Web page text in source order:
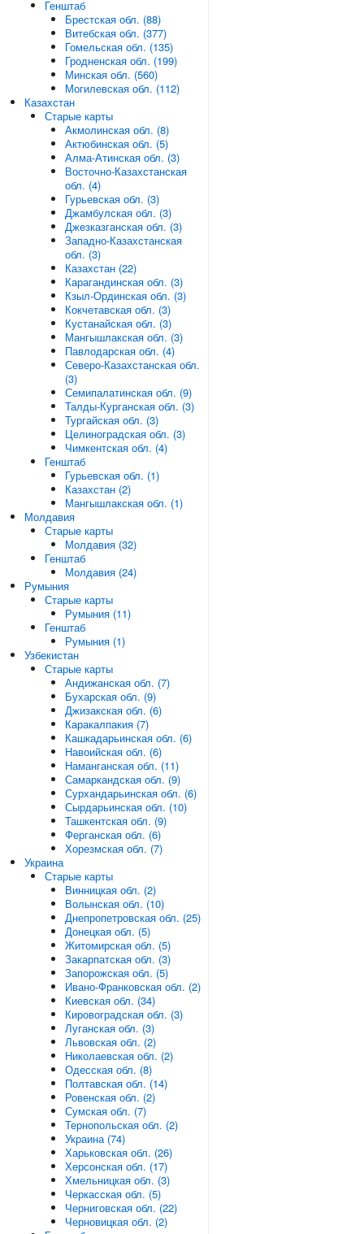
Генштаб
Брестская обл. (88)
Витебская обл. (377)
Гомельская обл. (135)
Гродненская обл. (199)
Минская обл. (560)
Могилевская обл. (112)
Казахстан
Старые карты
Акмолинская обл. (8)
Актюбинская обл. (5)
Алма-Атинская обл. (3)
Восточно-Казахстанская
обл. (4)
Гурьевская обл. (3)
Джамбулская обл. (3)
Джезказганская обл. (3)
Западно-Казахстанская
обл. (3)
Казахстан (22)
Карагандинская обл. (3)
Кзыл-Ординская обл. (3)
Кокчетавская обл. (3)
Кустанайская обл. (3)
Мангышлакская обл. (3)
Павлодарская обл. (4)
Северо-Казахстанская обл.
(3)
Семипалатинская обл. (9)
Талды-Курганская обл. (3)
Тургайская обл. (3)
Целиноградская обл. (3)
Чимкентская обл. (4)
Генштаб
Гурьевская обл. (1)
Казахстан (2)
Мангышлакская обл. (1)
Молдавия
Старые карты
Молдавия (32)
Генштаб
Молдавия (24)
Румыния
Старые карты
Румыния (11)
Генштаб
Румыния (1)
Узбекистан
Старые карты
Андижанская обл. (7)
Бухарская обл. (9)
Джизакская обл. (6)
Каракалпакия (7)
Кашкадарьинская обл. (6)
Навоийская обл. (6)
Наманганская обл. (11)
Самаркандская обл. (9)
Сурхандарьинская обл. (6)
Сырдарьинская обл. (10)
Ташкентская обл. (9)
Ферганская обл. (6)
Хорезмская обл. (7)
Украина
Старые карты
Винницкая обл. (2)
Волынская обл. (10)
Днепропетровская обл. (25)
Донецкая обл. (5)
Житомирская обл. (5)
Закарпатская обл. (3)
Запорожская обл. (5)
Ивано-Франковская обл. (2)
Киевская обл. (34)
Кировоградская обл. (3)
Луганская обл. (3)
Львовская обл. (2)
Николаевская обл. (2)
Одесская обл. (8)
Полтавская обл. (14)
Ровенская обл. (2)
Сумская обл. (7)
Тернопольская обл. (2)
Украина (74)
Харьковская обл. (26)
Херсонская обл. (17)
Хмельницкая обл. (3)
Черкасская обл. (5)
Черниговская обл. (22)
Черновицкая обл. (2)